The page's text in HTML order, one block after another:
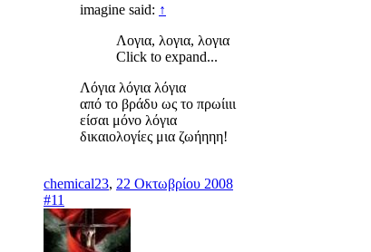
imagine said: ↑
Λογια, λογια, λογια
Click to expand...
Λόγια λόγια λόγια
από το βράδυ ως το πρωίιιι
είσαι μόνο λόγια
δικαιολογίες μια ζωήηηη!
chemical23, 22 Οκτωβρίου 2008
#11